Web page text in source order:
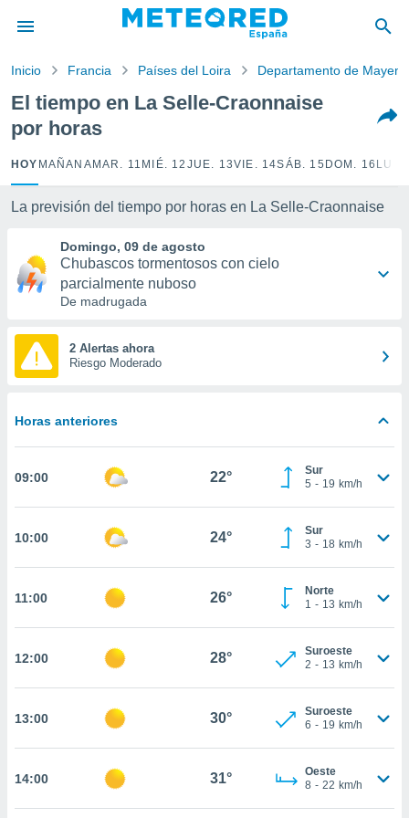
por
para
la
calidad.
a este
las
y
forma
contenido
coste.
botón
a la
la
ya sean
en
perfil
ACEPTAR
CONTINUAR
Inicio Francia Países del Loira Departamento de
El tiempo en La Selle-Craonnaise
por horas
HOY MAÑANA MAR. 11 MIÉ. 12 JUE. 13VIE. 14SÁB. 15 DOM. 16
La previsión del tiempo por horas en La Selle-Craonnaise
Domingo, 09 de agosto
Chubascos tormentosos con cielo
parcialmente nuboso
De madrugada
2 Alertas ahora
Riesgo Moderado
Horas anteriores
09:00 22°
Sur
5 - 19 km/h
10:00 24°
Sur
3 - 18 km/h
11:00 26°
Norte
1 - 13 km/h
12:00 28°
Suroeste
2 - 13 km/h
13:00 30°
Suroeste
6 - 19 km/h
14:00 31°
Oeste
8 - 22 km/h